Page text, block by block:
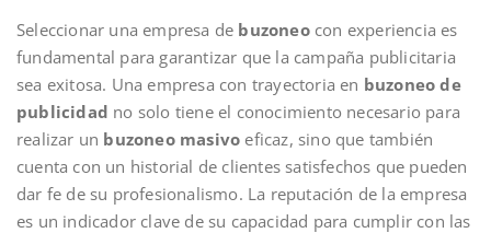
Seleccionar una empresa de buzoneocon experiencia es
fundamental para garantizar que la campaña publicitaria
sea exitosa. Una empresa con trayectoria en buzoneo de
publicidad no solo tiene el conocimiento necesario para
realizar un buzoneo masivo eficaz, sino que también
cuenta con un historial de clientes satisfechos que pueden
dar fe de su profesionalismo. La reputación de la empresa
es un indicador clave de su capacidad para cumplir con las